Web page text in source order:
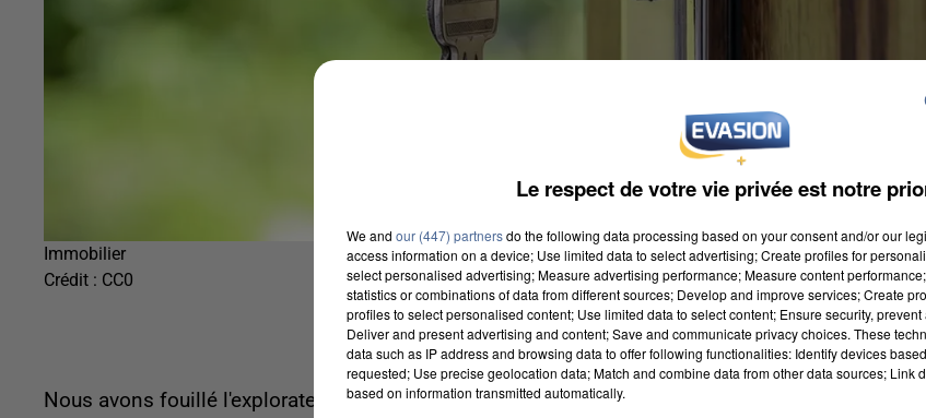
Immobilier
Crédit : CC0
Nous avons fouillé l'explorateur de données des valeurs foncières, mis en place par le
Le respect de votre vie privée est notre
We and our (447) partnersdo the following data processing based on your consent and/or our
access information on a device; Use limited data to select advertising; Create profiles for
select personalised advertising; Measure advertising performance; Measure content
statistics or combinations of data from different sources; Develop and improve services; Create
profiles to select personalised content; Use limited data to select content; Ensure security,
Deliver and present advertising and content; Save and communicate privacy choices. These
data such as IP address and browsing data to offer following functionalities: Identify devices
requested; Use precise geolocation data; Match and combine data from other data sources; Link
based on information transmitted automatically.